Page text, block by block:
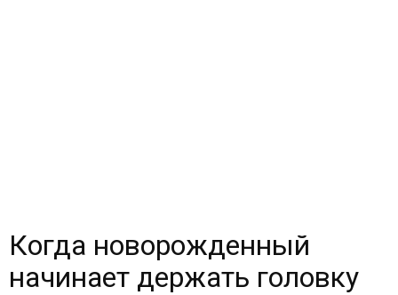
Когда новорожденный
начинает держать головку